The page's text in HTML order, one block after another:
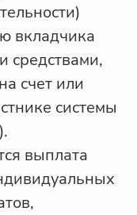
вкладчика
счет или
системы
выплата